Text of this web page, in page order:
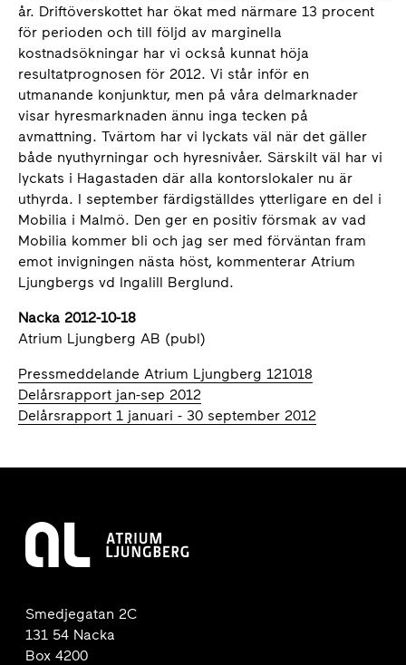
år. Driftöverskottet har ökat med närmare 13 procent
för perioden och till följd av marginella
kostnadsökningar har vi också kunnat höja
resultatprognosen för 2012. Vi står inför en
utmanande konjunktur, men på våra delmarknader
visar hyresmarknaden ännu inga tecken på
avmattning. Tvärtom har vi lyckats väl när det gäller
både nyuthyrningar och hyresnivåer. Särskilt väl har vi
lyckats i Hagastaden där alla kontorslokaler nu är
uthyrda. I september färdigställdes ytterligare en del i
Mobilia i Malmö. Den ger en positiv försmak av vad
Mobilia kommer bli och jag ser med förväntan fram
emot invigningen nästa höst, kommenterar Atrium
Ljungbergs vd Ingalill Berglund.
Nacka 2012-10-18
Atrium Ljungberg AB (publ)
Pressmeddelande Atrium Ljungberg 121018
Delårsrapport jan-sep 2012
Delårsrapport 1 januari - 30 september 2012
Smedjegatan 2C
131 54 Nacka
Box 4200